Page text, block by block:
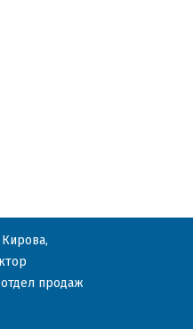
продаж